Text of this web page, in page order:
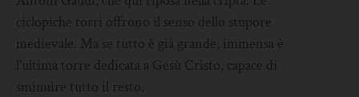
ciclopiche torri offrono il senso dello stupore
medievale. Ma se tutto è già grande, immensa è
l’ultima torre dedicata a Gesù Cristo, capace di
sminuire tutto il resto.